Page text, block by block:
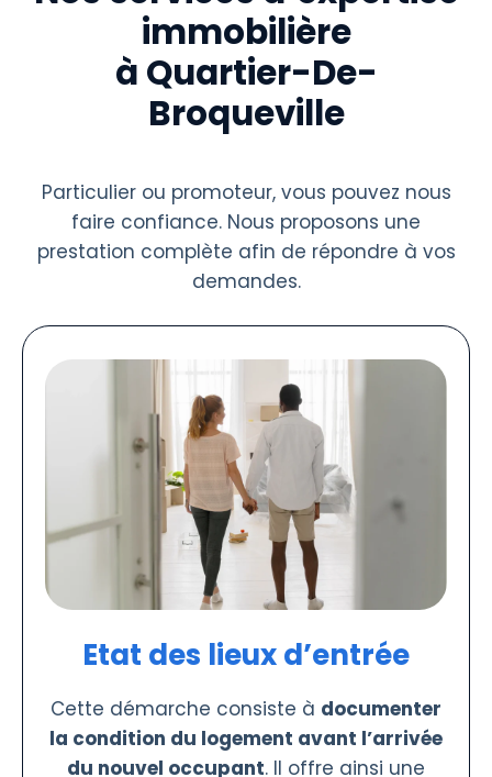
immobilière
à Quartier-De-
Broqueville
Particulier ou promoteur, vous pouvez nous
faire confiance. Nous proposons une
prestation complète afin de répondre à vos
demandes.
Etat des lieux d’entrée
Cette démarche consiste à documenter
la condition du logement avant l’arrivée
du nouvel occupant. Il offre ainsi une